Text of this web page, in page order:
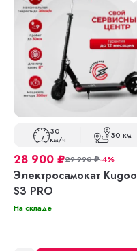
30
км/ч 30 км
28 900 ₽29 990₽-4%
Электросамокат Kugoo
S3 PRO
На складе